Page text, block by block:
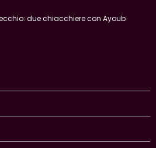
due chiacchiere con Ayoub